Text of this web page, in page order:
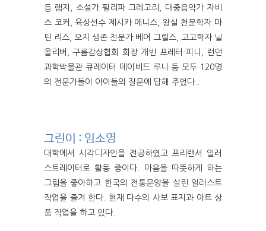
등 램지, 소설가 필리파 그레고리, 대중음악가 자비
스 코커, 육상선수 제시카 에니스, 왕실 천문학자 마
틴 리스, 오지 생존 전문가 베어 그릴스, 고고학자 닐
올리버, 구름감상협회 회장 개빈 프레터-피니, 런던
과학박물관 큐레이터 데이비드 루니 등 모두 120명
의 전문가들이 아이들의 질문에 답해 주었다..
그린이 : 임소영
대학에서 시각디자인을 전공하였고 프리랜서 일러
스트레이터로 활동 중이다. 마음을 따뜻하게 하는
그림을 좋아하고 한국의 전통문양을 살린 일러스트
작업을 즐겨 한다. 현재 다수의 사보 표지과 아트 상
품 작업을 하고 있다.